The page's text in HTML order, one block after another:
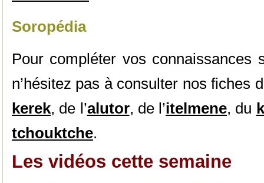
Soropédia
Pour compléter vos connaissances
n’hésitez pas à consulter nos fiches
kerek, de l’alutor, de l’itelmene, du
tchouktche.
Les vidéos cette semaine